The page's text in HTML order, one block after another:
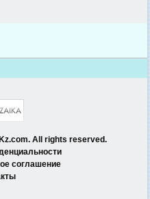
All rights reserved.
соглашение